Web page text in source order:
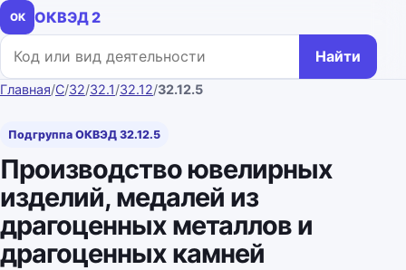
ОК
ОКВЭД 2
Поиск по коду или названию
Найти
Главная/C/32/32.1/32.12/32.12.5
Подгруппа ОКВЭД 32.12.5
Производство ювелирных
изделий, медалей из
драгоценных металлов и
драгоценных камней